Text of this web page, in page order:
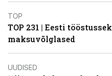
TOP
TOP 231 | Eesti
maksuvõlglased
UUDISED